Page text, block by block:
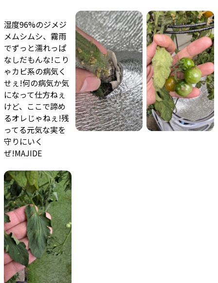
湿度96%のジメジ
メムシムシ、霧雨
でずっと濡れっぱ
なしだもんな!こり
ゃカビ系の病気く
せぇ!何の病気か気
になって仕方ねぇ
けど、ここで諦め
るオレじゃねぇ!残
ってる元気な実を
守りにいく
ぜ!MAJIDE